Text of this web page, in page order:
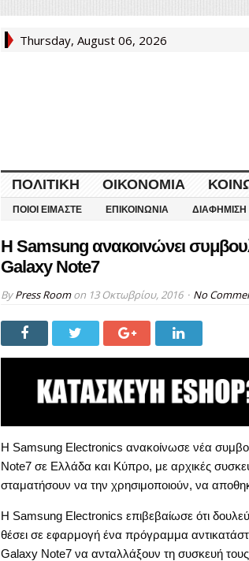
Thursday, August 06, 2026
ΠΟΛΙΤΙΚΉ ΟΙΚΟΝΟΜΊΑ
ΠΟΙΟΙ ΕΊΜΑΣΤΕ ΕΠΙΚΟΙΝΩΝΊΑ ΔΙΑΦΉΜΙΣΗ
Η Samsung ανακοινώνει
Galaxy Note7
ByPress Roomon 13 Οκτωβρίου, 2016 No
Η Samsung Electronics ανακοίνωσε νέα
Note7 σε Ελλάδα και Κύπρο, με αρχικές
σταματήσουν να την χρησιμοποιούν, να
Η Samsung Electronics επιβεβαίωσε ότι
θέσει σε εφαρμογή ένα πρόγραμμα
Galaxy Note7 να ανταλλάξουν τη συσκευή